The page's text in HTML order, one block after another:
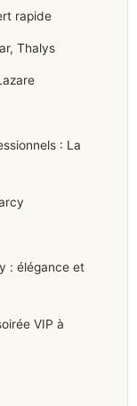
rapide
Thalys
: La
: élégance et
VIP à